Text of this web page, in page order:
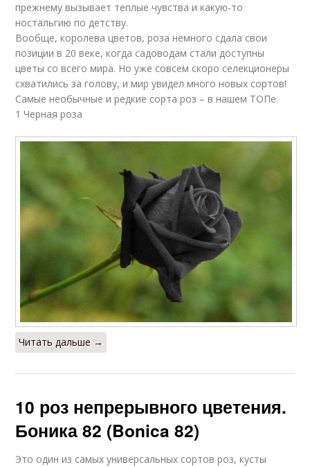
прежнему вызывает теплые чувства и какую-то
ностальгию по детству.
Вообще, королева цветов, роза немного сдала свои
позиции в 20 веке, когда садоводам стали доступны
цветы со всего мира. Но уже совсем скоро селекционеры
схватились за голову, и мир увидел много новых сортов!
Самые необычные и редкие сорта роз – в нашем ТОПе.
1 Черная роза
Читать дальше →
10 роз непрерывного цветения.
Боника 82 (Bonica 82)
Это один из самых универсальных сортов роз, кусты